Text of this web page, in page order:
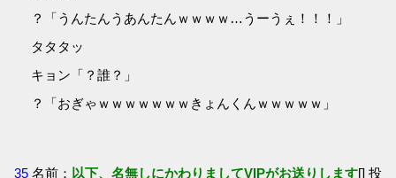
？「うんたんうあんたんｗｗｗｗ…うーうぇ！！！」
タタタッ
キョン「？誰？」
？「おぎゃｗｗｗｗｗｗｗきょんくんｗｗｗｗｗ」
35 名前： 以下、名無しにかわりましてVIPがお送りします[] 投